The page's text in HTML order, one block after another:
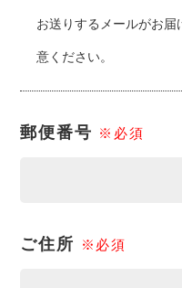
お送りするメールがお
意ください。
郵便番号 ※必須
ご住所 ※必須